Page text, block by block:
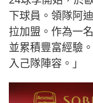
下球員。領隊阿
拉加盟。作為一
並累積豐富經驗
入己隊陣容。」